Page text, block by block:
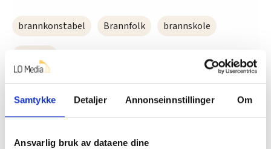
Samtykke Detaljer Annonseinnstillinger Om
Ansvarlig bruk av dataene dine
brannkonstabel Brannfolk brannskole